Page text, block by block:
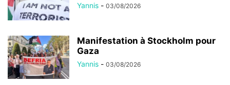
Yannis - 03/08/2026
Manifestation à Stockholm pour
Gaza
Yannis - 03/08/2026